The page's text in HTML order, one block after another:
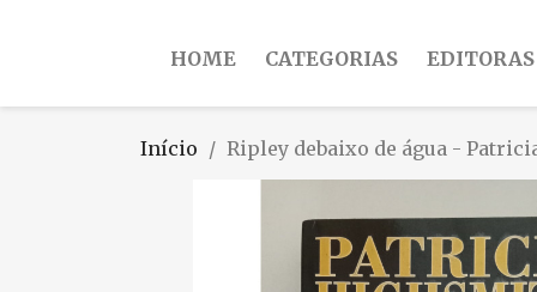
HOME CATEGORIAS EDITORAS
Início Ripley debaixo de água -